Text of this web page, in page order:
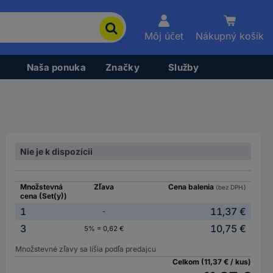
Môj účet Nákupný košík
Naša ponuka Značky Služby
Nie je k dispozícii
Množstevná
cena (Set(y))
Zľava Cena balenia (bez DPH.)
1 -
11,37 €
3
5% = 0,62 € 10,75 €
Množstevné zľavy sa líšia podľa predajcu
Celkom (11,37 € / kus)